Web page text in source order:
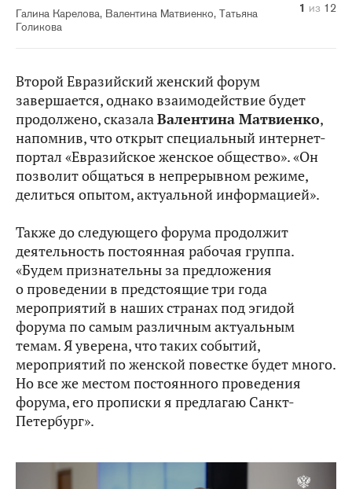
Галина Карелова, Валентина Матвиенко, Татьяна
Голикова
1 из 12
2 из 12
3 из 12
4 из 12
5 из 12
6 из 12
7 из 12
8 из 12
9 из 12
10 из 12
11 из 12
12 из 12
Второй Евразийский женский форум
завершается, однако взаимодействие будет
продолжено, сказалаВалентина Матвиенко,
напомнив, что открыт специальный интернет-
портал «Евразийское женское общество». «Он
позволит общаться в непрерывном режиме,
делиться опытом, актуальной информацией».
Также до следующего форума продолжит
деятельность постоянная рабочая группа.
«Будем признательны за предложения
о проведении в предстоящие три года
мероприятий в наших странах под эгидой
форума по самым различным актуальным
темам. Я уверена, что таких событий,
мероприятий по женской повестке будет много.
Но все же местом постоянного проведения
форума, его прописки я предлагаю Санкт-
Петербург».